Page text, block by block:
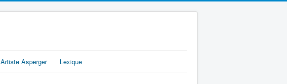
Artiste Asperger Lexique